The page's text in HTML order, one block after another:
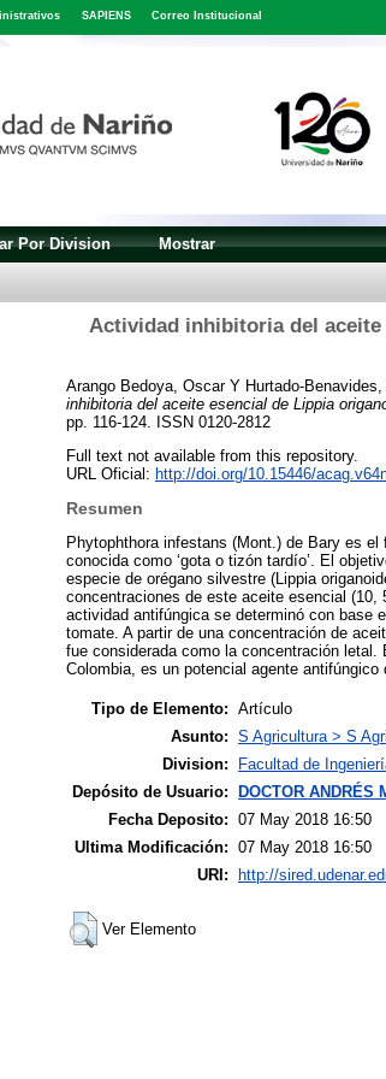
SAPIENS Correo Institucional
Por Division Mostrar
Actividad inhibitoria del
Arango Bedoya, OscarY Hurtado-Benavides,
inhibitoria del aceite esencial de Lippia
pp. 116-124. ISSN 0120-2812
Full text not available from this repository.
URL Oficial: http://doi.org/10.15446/
Resumen
Phytophthora infestans (Mont.) de Bary es
conocida como ‘gota o tizón tardío’. El
especie de orégano silvestre (Lippia
concentraciones de este aceite esencial
actividad antifúngica se determinó con base
tomate. A partir de una concentración de
fue considerada como la concentración
Colombia, es un potencial agente
Tipo de Elemento: Artículo
Asunto: S Agricultura > S
Division:
Facultad de
Depósito de Usuario: DOCTOR ANDRÉS
Fecha Deposito: 07 May 2018 16:50
Ultima Modificación: 07 May 2018 16:50
URI: http://
Ver Elemento